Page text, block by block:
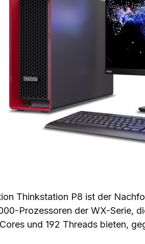
Thinkstation P8 ist der
Prozessoren der WX-Serie,
und 192 Threads bieten,